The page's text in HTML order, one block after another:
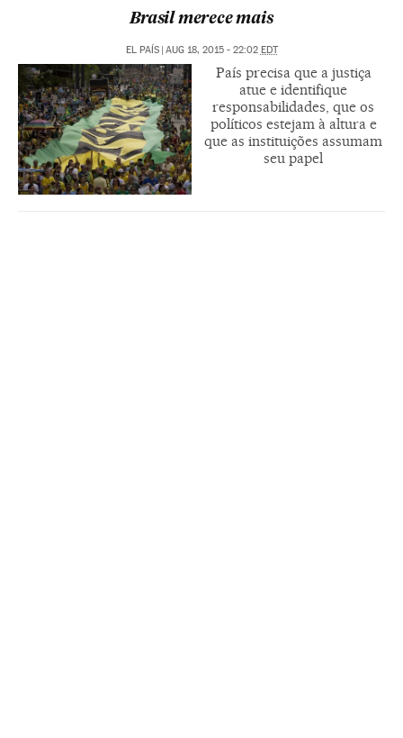
Brasil merece mais
EL PAÍS AUG 18, 2015 - 22:02 EDT
País precisa que a justiça
atue e identifique
responsabilidades, que os
políticos estejam à altura e
que as instituições assumam
seu papel